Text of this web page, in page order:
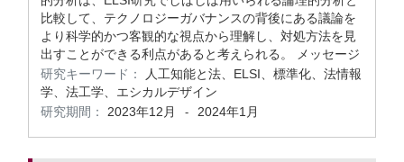
比較して、テクノロジーガバナンスの背後にある議論を
より科学的かつ客観的な視点から理解し、対処方法を見
出すことができる利点があると考えられる。 メッセージ
研究キーワード：
人工知能と法、ELSI、標準化、法情報
学、法工学、エシカルデザイン
研究期間：
2023年12月 - 2024年1月